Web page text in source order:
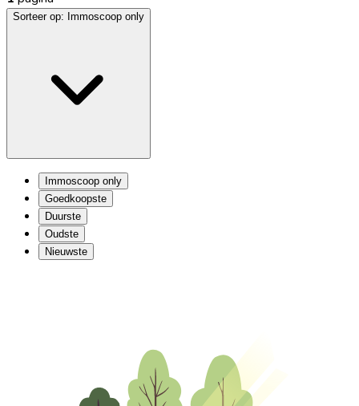
Sorteer op: Immoscoop only
Immoscoop only
Goedkoopste
Duurste
Oudste
Nieuwste